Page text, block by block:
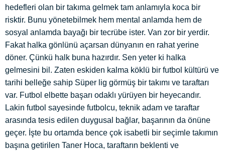
hedefleri olan bir takıma gelmek tam anlamıyla koca bir
risktir. Bunu yönetebilmek hem mental anlamda hem de
sosyal anlamda bayağı bir tecrübe ister. Van zor bir yerdir.
Fakat halka gönlünü açarsan dünyanın en rahat yerine
döner. Çünkü halk buna hazırdır. Sen yeter ki halka
gelmesini bil. Zaten eskiden kalma köklü bir futbol kültürü ve
tarihi belleğe sahip Süper lig görmüş bir takımı ve taraftarı
var. Futbol elbette başarı odaklı yürüyen bir heyecandır.
Lakin futbol sayesinde futbolcu, teknik adam ve taraftar
arasında tesis edilen duygusal bağlar, başarının da önüne
geçer. İşte bu ortamda bence çok isabetli bir seçimle takımın
başına getirilen Taner Hoca, taraftarın beklenti ve